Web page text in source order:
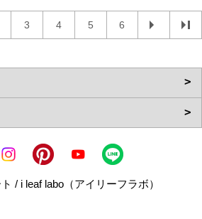
3 4 5 6
/ i leaf labo（アイリーフラボ）